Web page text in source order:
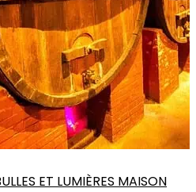
ET LUMIÈRES MAISON